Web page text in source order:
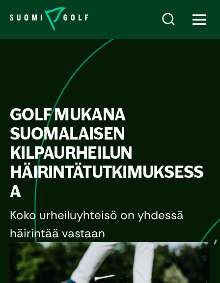
GOLF MUKANA
SUOMALAISEN
KILPAURHEILUN
HÄIRINTÄTUTKIMUKSESS
A
Koko urheiluyhteisö on yhdessä
häirintää vastaan